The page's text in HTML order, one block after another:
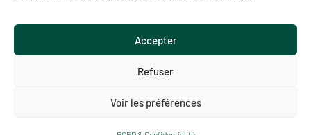
Accepter
Refuser
Voir les préférences
2024 Ⓒ TomCafé • Penmarc’h |Fait avec ♡ en France par TIKIÔ